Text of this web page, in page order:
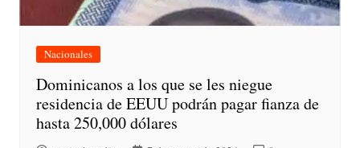
Nacionales
Dominicanos a los que se les niegue
residencia de EEUU podrán pagar fianza de
hasta 250,000 dólares